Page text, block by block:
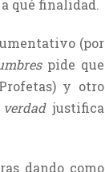
qué finalidad.
(por
pide que
y otro
justifica
dando como